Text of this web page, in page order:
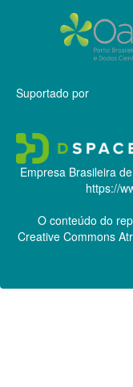
Suportado por
Empresa Brasileira
https://
O conteúdo do
Creative Commons